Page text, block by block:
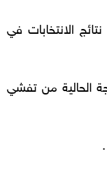
الانتخابات في
الحالية من تفشي